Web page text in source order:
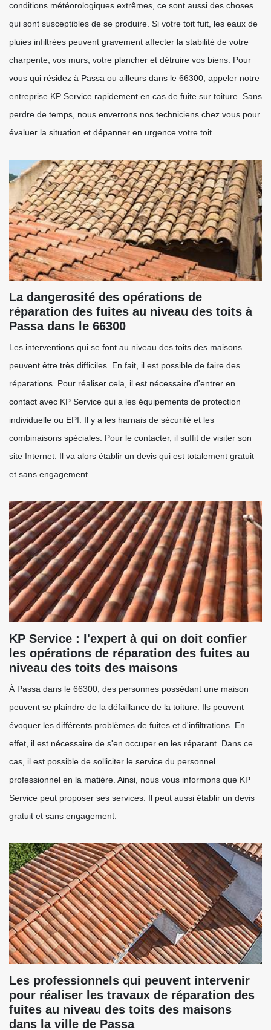
conditions météorologiques extrêmes, ce sont aussi des choses
qui sont susceptibles de se produire. Si votre toit fuit, les eaux de
pluies infiltrées peuvent gravement affecter la stabilité de votre
charpente, vos murs, votre plancher et détruire vos biens. Pour
vous qui résidez à Passa ou ailleurs dans le 66300, appeler notre
entreprise KP Service rapidement en cas de fuite sur toiture. Sans
perdre de temps, nous enverrons nos techniciens chez vous pour
évaluer la situation et dépanner en urgence votre toit.
La dangerosité des opérations de
réparation des fuites au niveau des toits à
Passa dans le 66300
Les interventions qui se font au niveau des toits des maisons
peuvent être très difficiles. En fait, il est possible de faire des
réparations. Pour réaliser cela, il est nécessaire d'entrer en
contact avec KP Service qui a les équipements de protection
individuelle ou EPI. Il y a les harnais de sécurité et les
combinaisons spéciales. Pour le contacter, il suffit de visiter son
site Internet. Il va alors établir un devis qui est totalement gratuit
et sans engagement.
KP Service : l'expert à qui on doit confier
les opérations de réparation des fuites au
niveau des toits des maisons
À Passa dans le 66300, des personnes possédant une maison
peuvent se plaindre de la défaillance de la toiture. Ils peuvent
évoquer les différents problèmes de fuites et d'infiltrations. En
effet, il est nécessaire de s'en occuper en les réparant. Dans ce
cas, il est possible de solliciter le service du personnel
professionnel en la matière. Ainsi, nous vous informons que KP
Service peut proposer ses services. Il peut aussi établir un devis
gratuit et sans engagement.
Les professionnels qui peuvent intervenir
pour réaliser les travaux de réparation des
fuites au niveau des toits des maisons
dans la ville de Passa